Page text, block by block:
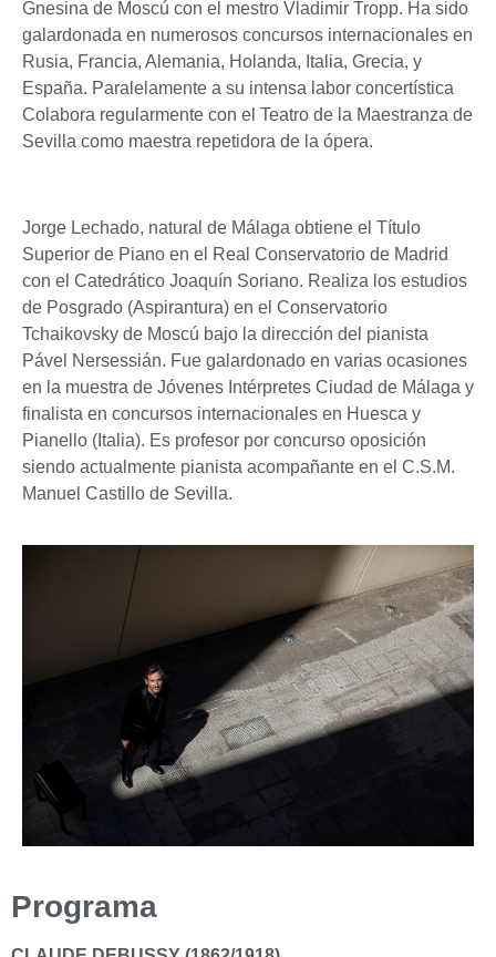
Gnesina de Moscú con el mestro Vladimir Tropp. Ha sido
galardonada en numerosos concursos internacionales en
Rusia, Francia, Alemania, Holanda, Italia, Grecia, y
España. Paralelamente a su intensa labor concertística
Colabora regularmente con el Teatro de la Maestranza de
Sevilla como maestra repetidora de la ópera.
Jorge Lechado, natural de Málaga obtiene el Título
Superior de Piano en el Real Conservatorio de Madrid
con el Catedrático Joaquín Soriano. Realiza los estudios
de Posgrado (Aspirantura) en el Conservatorio
Tchaikovsky de Moscú bajo la dirección del pianista
Pável Nersessián. Fue galardonado en varias ocasiones
en la muestra de Jóvenes Intérpretes Ciudad de Málaga y
finalista en concursos internacionales en Huesca y
Pianello (Italia). Es profesor por concurso oposición
siendo actualmente pianista acompañante en el C.S.M.
Manuel Castillo de Sevilla.
Programa